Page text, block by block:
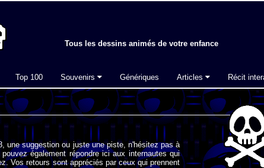
Tous les dessins animés de votre enfance
Top 100 Souvenirs Génériques Articles Récit
une suggestion ou juste une piste, n'hésitez pas à
également répondre ici aux internautes qui
Vos retours sont appréciés par ceux qui prennent